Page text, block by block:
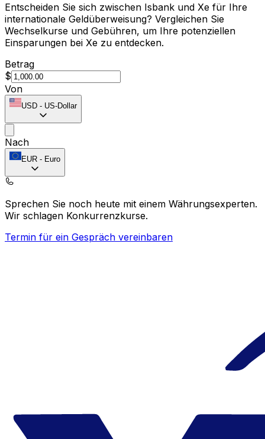
Entscheiden Sie sich zwischen Isbank und Xe für Ihre
internationale Geldüberweisung? Vergleichen Sie
Wechselkurse und Gebühren, um Ihre potenziellen
Einsparungen bei Xe zu entdecken.
Betrag
$
Von
USD - US-Dollar
Nach
EUR - Euro
Sprechen Sie noch heute mit einem Währungsexperten.
Wir schlagen Konkurrenzkurse.
Termin für ein Gespräch vereinbaren